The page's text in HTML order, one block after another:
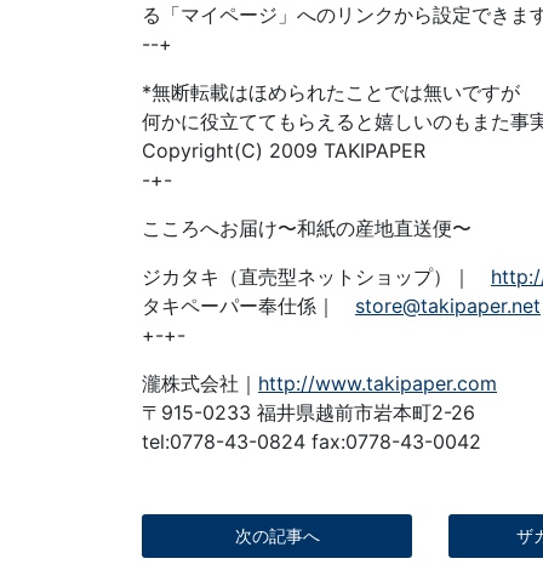
る「マイページ」へのリンクから設定できま
--+
*無断転載はほめられたことでは無いですが
何かに役立ててもらえると嬉しいのもまた事
Copyright(C) 2009 TAKIPAPER
-+-
こころへお届け〜和紙の産地直送便〜
ジカタキ（直売型ネットショップ）｜
タキペーパー奉仕係｜ store@takipaper.net
+-+-
瀧株式会社｜ http://www.takipaper.com
〒915-0233 福井県越前市岩本町2-26
tel:0778-43-0824 fax:0778-43-0042
次の記事へ ザ